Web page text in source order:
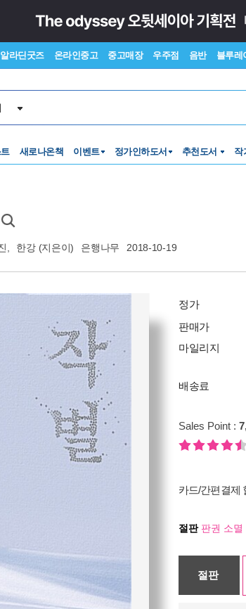
알라딘굿즈 온라인중고 중고매장 우주점 음반 블루레
새로나온책 이벤트 정가인하도서 추천도서 작
한강(지은이) 은행나무 2018-10-19
정가
판매가
마일리지
배송료
Sales Point :
카드/간편결제
절판판권 소멸
절판